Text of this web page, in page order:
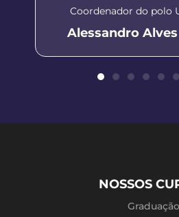
Coordenador do polo
Alessandro
NOSSOS
Graduação